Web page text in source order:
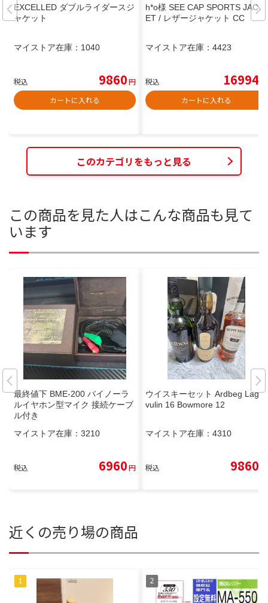
EXCELLED ダブルライダースジ
ャケット
マイストア在庫： 1040
税込 9860円
カートに入れる
h*o様 SEE CAP SPORTS JACK
ET / レザージャケット CC
マイストア在庫： 4423
税込 16994
カートに入れる
このカテゴリをもっと見る
この商品を見た人はこんな商品も見て
います
最終値下 BME-200 バイノーラ
ルイヤホン型マイク 接続ケーブ
ル付き
マイストア在庫： 3210
税込 6960円
ウイスキーセット Ardbeg Laga
vulin 16 Bowmore 12
マイストア在庫： 4310
税込 9860
近くの売り場の商品